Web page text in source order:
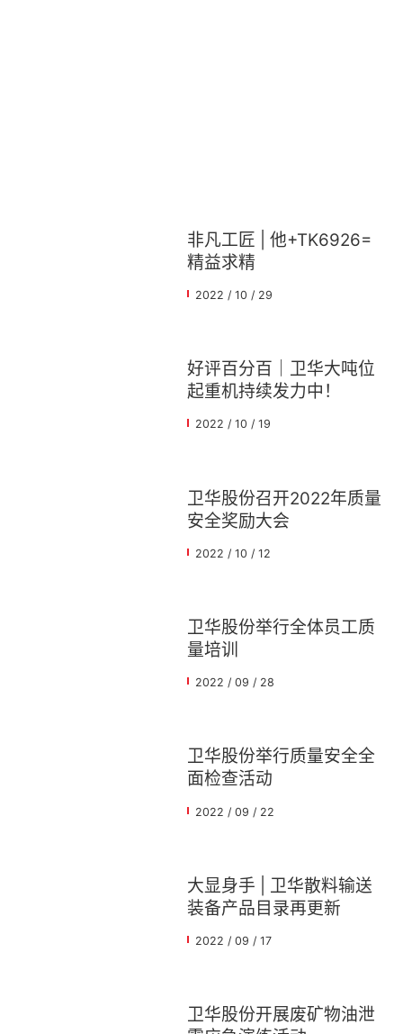
非凡工匠 | 他+TK6926=
精益求精
2022 / 10 / 29
好评百分百｜卫华大吨位
起重机持续发力中！
2022 / 10 / 19
卫华股份召开2022年质量
安全奖励大会
2022 / 10 / 12
卫华股份举行全体员工质
量培训
2022 / 09 / 28
卫华股份举行质量安全全
面检查活动
2022 / 09 / 22
大显身手 | 卫华散料输送
装备产品目录再更新
2022 / 09 / 17
卫华股份开展废矿物油泄